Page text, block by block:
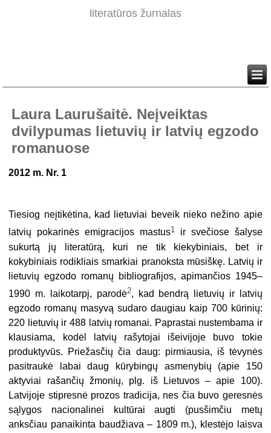
literatūros žurnalas
Laura Laurušaitė. Neįveiktas
dvilypumas lietuvių ir latvių egzodo
romanuose
2012 m. Nr. 1
Tiesiog neįtikėtina, kad lietuviai beveik nieko nežino apie
latvių pokarinės emigracijos mastus1
ir svečiose šalyse
sukurtą jų literatūrą, kuri ne tik kiekybiniais, bet ir
kokybiniais rodikliais smarkiai pranoksta mūsiškę. Latvių ir
lietuvių egzodo romanų bibliografijos, apimančios 1945–
1990 m. laikotarpį, parodė2, kad bendrą lietuvių ir latvių
egzodo romanų masyvą sudaro daugiau kaip 700 kūrinių:
220 lietuvių ir 488 latvių romanai. Paprastai nustembama ir
klausiama, kodėl latvių rašytojai išeivijoje buvo tokie
produktyvūs. Priežasčių čia daug: pirmiausia, iš tėvynės
pasitraukė labai daug kūrybingų asmenybių (apie 150
aktyviai rašančių žmonių, plg. iš Lietuvos – apie 100).
Latvijoje stipresnė prozos tradicija, nes čia buvo geresnės
sąlygos nacionalinei kultūrai augti (pusšimčiu metų
anksčiau panaikinta baudžiava – 1809 m.), klestėjo laisva